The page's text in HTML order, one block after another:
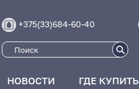
+375(33)684-60-40
НОВОСТИ ГДЕ КУПИТЬ